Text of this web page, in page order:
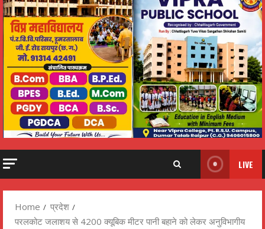
LIVE
Home
प्रदेश
परलकोट जलाशय से 4200 क्यूबिक मीटर पानी बहाने को लेकर अनुविभागीय